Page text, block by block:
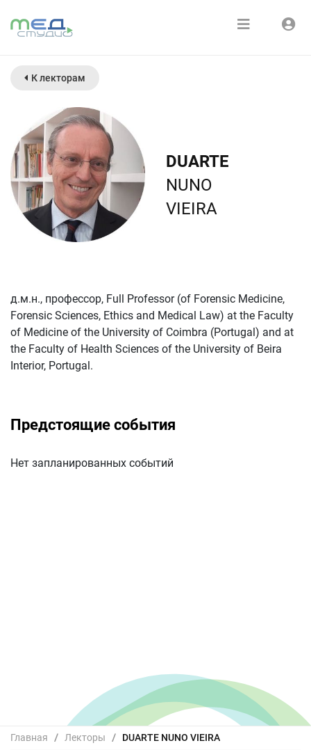
О нас
К лекторам
DUARTE
NUNO
VIEIRA
д.м.н., профессор, Full Professor (of Forensic Medicine,
Forensic Sciences, Ethics and Medical Law) at the Faculty
of Medicine of the University of Coimbra (Portugal) and at
the Faculty of Health Sciences of the University of Beira
Interior, Portugal.
Предстоящие события
Нет запланированных событий
Главная / Лекторы / DUARTE NUNO VIEIRA